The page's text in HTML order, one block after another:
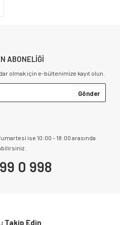
ABONELİĞİ
olmak için e-bültenimize kayıt olun.
ise 10:00 - 18:00 arasında
.
0 998
Takip Edin